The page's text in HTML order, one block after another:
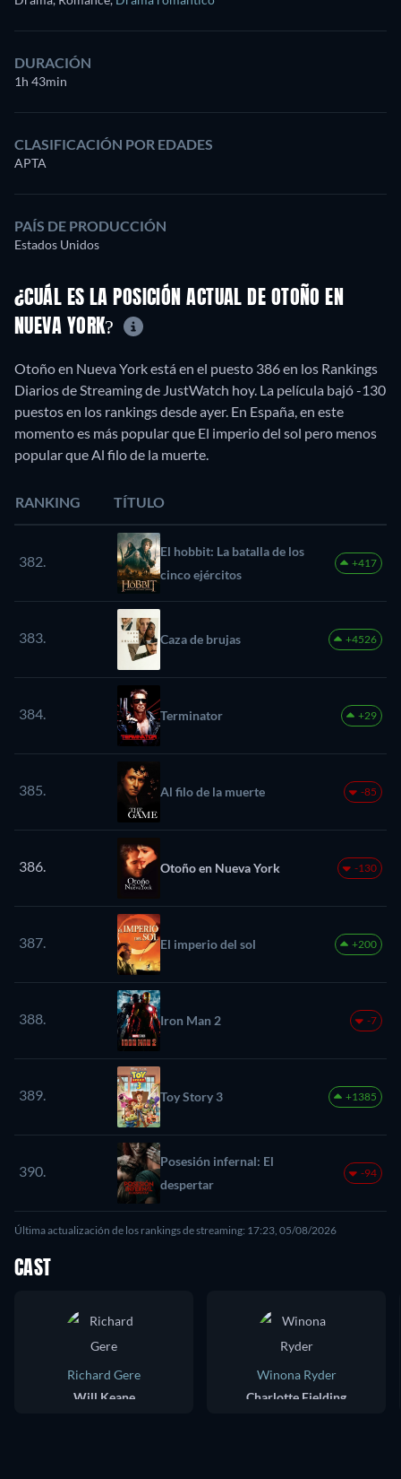
DURACIÓN
1h 43min
CLASIFICACIÓN POR EDADES
APTA
PAÍS DE PRODUCCIÓN
Estados Unidos
¿CUÁL ES LA POSICIÓN ACTUAL DE OTOÑO EN
NUEVA YORK?
Otoño en Nueva York está en el puesto 386 en los Rankings
Diarios de Streaming de JustWatch hoy. La película bajó -130
puestos en los rankings desde ayer. En España, en este
momento es más popular que El imperio del sol pero menos
popular que Al filo de la muerte.
RANKING TÍTULO
382.
El hobbit: La batalla de los
cinco ejércitos
+417
383. Caza de brujas +4526
384. Terminator +29
385. Al filo de la muerte -85
386. Otoño en Nueva York -130
387. El imperio del sol +200
388. Iron Man 2 -7
389. Toy Story 3 +1385
390.
Posesión infernal: El
despertar
-94
Última actualización de los rankings de streaming: 17:23, 05/08/2026
CAST
Richard Gere
Will Keane
Winona Ryder
Charlotte Fielding